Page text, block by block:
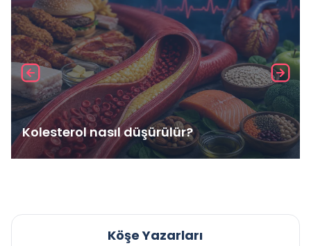
Kolesterol nasıl düşürülür?
Köşe Yazarları